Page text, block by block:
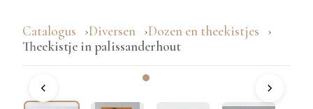
Catalogus Diversen
Dozen en theekistjes
Theekistje in palissanderhout